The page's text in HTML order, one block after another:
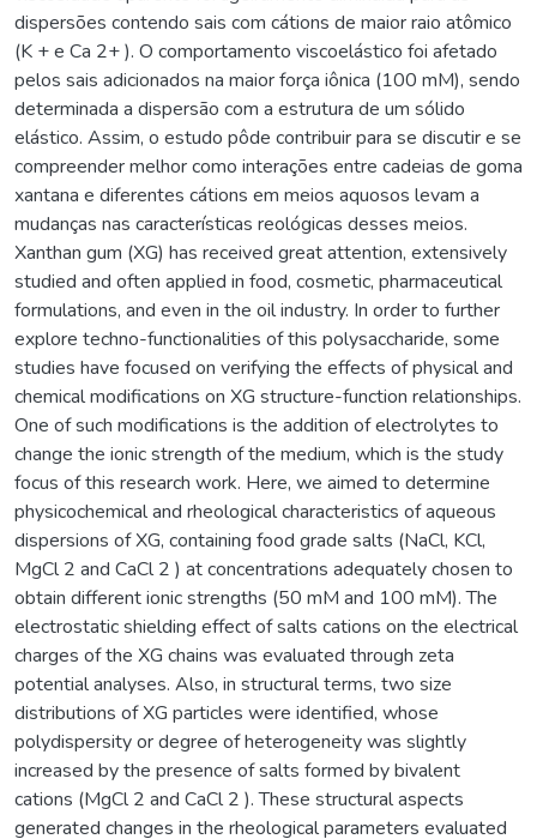
dispersões contendo sais com cátions de maior raio atômico
(K + e Ca 2+ ). O comportamento viscoelástico foi afetado
pelos sais adicionados na maior força iônica (100 mM), sendo
determinada a dispersão com a estrutura de um sólido
elástico. Assim, o estudo pôde contribuir para se discutir e se
compreender melhor como interações entre cadeias de goma
xantana e diferentes cátions em meios aquosos levam a
mudanças nas características reológicas desses meios.
Xanthan gum (XG) has received great attention, extensively
studied and often applied in food, cosmetic, pharmaceutical
formulations, and even in the oil industry. In order to further
explore techno-functionalities of this polysaccharide, some
studies have focused on verifying the effects of physical and
chemical modifications on XG structure-function relationships.
One of such modifications is the addition of electrolytes to
change the ionic strength of the medium, which is the study
focus of this research work. Here, we aimed to determine
physicochemical and rheological characteristics of aqueous
dispersions of XG, containing food grade salts (NaCl, KCl,
MgCl 2 and CaCl 2 ) at concentrations adequately chosen to
obtain different ionic strengths (50 mM and 100 mM). The
electrostatic shielding effect of salts cations on the electrical
charges of the XG chains was evaluated through zeta
potential analyses. Also, in structural terms, two size
distributions of XG particles were identified, whose
polydispersity or degree of heterogeneity was slightly
increased by the presence of salts formed by bivalent
cations (MgCl 2 and CaCl 2 ). These structural aspects
generated changes in the rheological parameters evaluated